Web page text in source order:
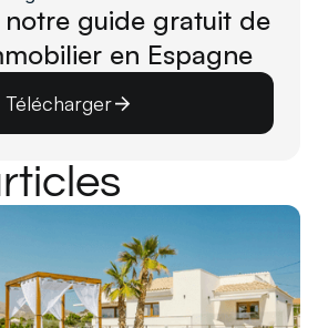
notre guide gratuit de
en Espagne
Télécharger